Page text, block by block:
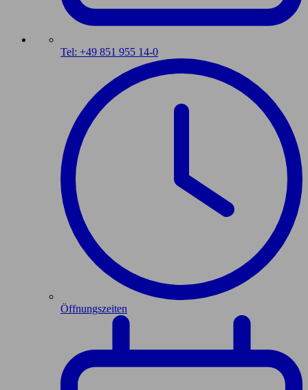
Tel: +49 851 955 14-0
Öffnungszeiten